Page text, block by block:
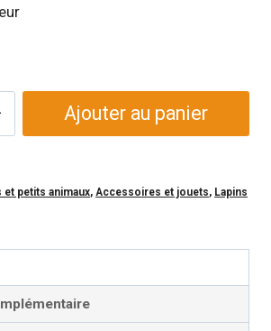
Ajouter au panier
et petits animaux, Accessoires et jouets, Lapins